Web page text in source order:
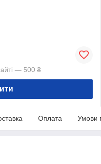
— 500 ₴
Оплата Умови